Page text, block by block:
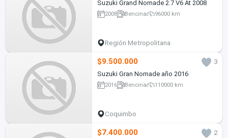
Suzuki Grand Nomade 2.7 V6 At 2008
2008 Bencina 96000 km
Región Metropolitana
$9.500.000
3
Suzuki Gran Nomade año 2016
2016 Bencina 110000 km
Coquimbo
$7.400.000
2